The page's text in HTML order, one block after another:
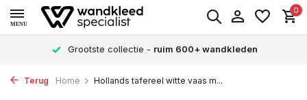
MENU
0
Grootste collectie - ruim 600+ wandkleden
Terug Home Hollands tafereel witte vaas m...